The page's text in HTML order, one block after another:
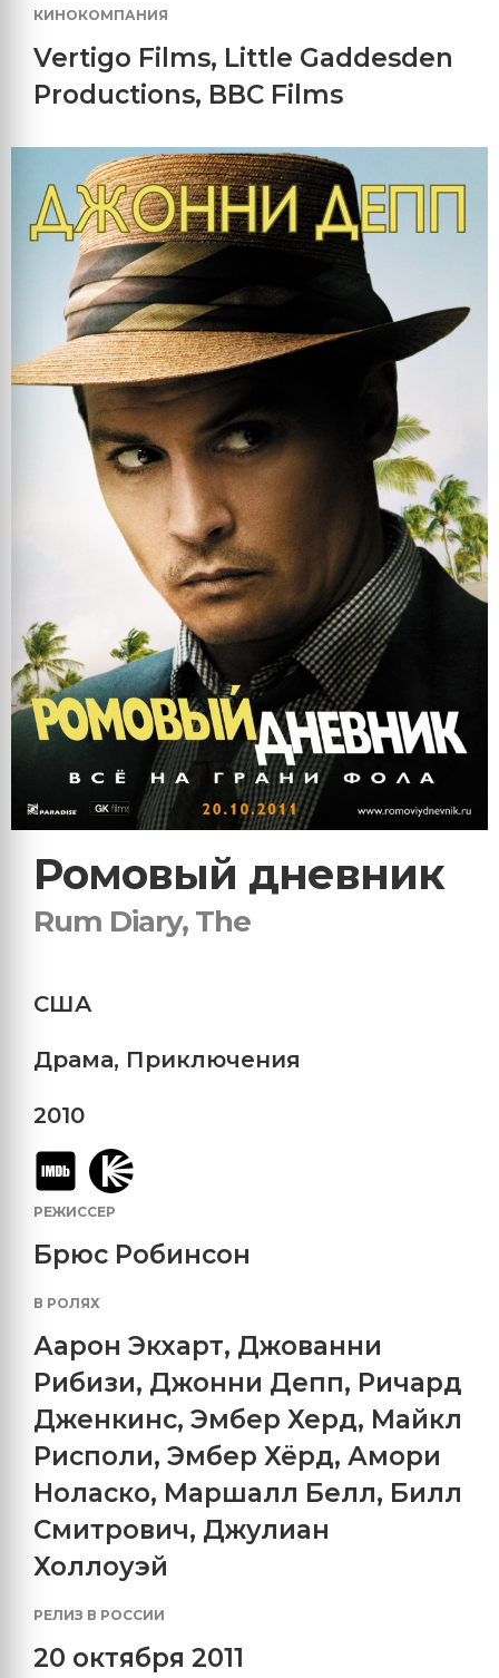
КИНОКОМПАНИЯ
Vertigo Films, Little Gaddesden
Productions, BBC Films
Ромовый дневник
Rum Diary, The
США
Драма, Приключения
2010
РЕЖИССЕР
Брюс Робинсон
В РОЛЯХ
Аарон Экхарт, Джованни
Рибизи, Джонни Депп, Ричард
Дженкинс, Эмбер Херд, Майкл
Рисполи, Эмбер Хёрд, Амори
Ноласко, Маршалл Белл, Билл
Смитрович, Джулиан
Холлоуэй
РЕЛИЗ В РОССИИ
20 октября 2011